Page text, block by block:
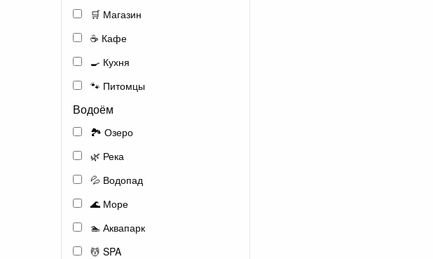
🛒 Магазин
☕ Кафе
🍳 Кухня
🐾 Питомцы
Водоём
🏞️ Озеро
🌿 Река
💦 Водопад
🌊 Море
🏊 Аквапарк
💆 SPA